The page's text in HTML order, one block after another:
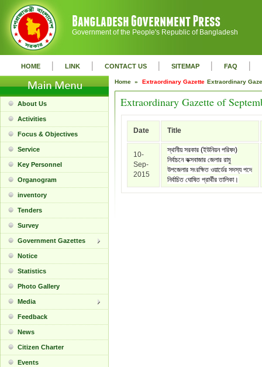
Government of the People's Republic of Bangladesh
HOME | LINK | CONTACT US | SITEMAP | FAQ |
About Us
Activities
Focus & Objectives
Service
Key Personnel
Organogram
inventory
Tenders
Survey
Government Gazettes
Notice
Statistics
Photo Gallery
Media
Feedback
News
Citizen Charter
Events
Home » Extraordinary Gazette Extraordinary
Extraordinary Gazette of
Date Title
10-
Sep-
2015
স্থানীয় সরকার (ইউনিয়ন পরিষদ)
নির্বাচনে কক্সবাজার জেলার রামু
উপজেলার সংরক্ষিত ওয়ার্ডের সদস্য পদে
নির্বাচিত ঘোষিত প্রার্থীর তালিকা।